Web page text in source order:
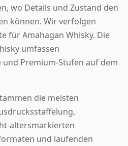
wo Details und Zustand den
können. Wir verfolgen
für Amahagan Whisky. Die
umfassen
Premium-Stufen auf dem
die meisten
altersmarkierten
und laufenden